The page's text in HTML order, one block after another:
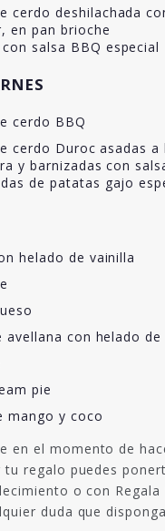
cerdo deshilachada
en pan brioche
salsa BBQ especial
cerdo BBQ
cerdo Duroc asadas a
y barnizadas con
de patatas gajo
helado de vainilla
avellana con helado
pie
mango y coco
en el momento de
tu regalo puedes
o con Regala
duda que